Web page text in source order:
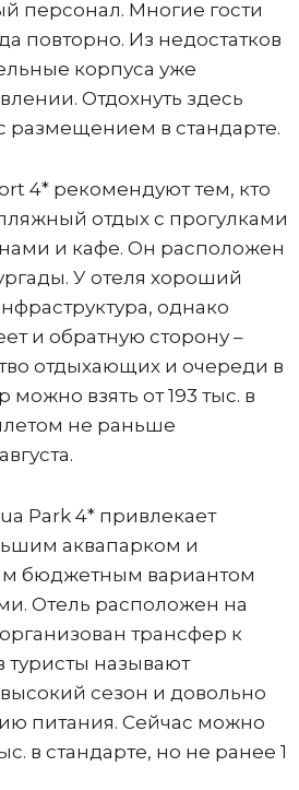
персонал. Многие гости
повторно. Из недостатков
корпуса уже
Отдохнуть здесь
размещением в стандарте.
4* рекомендуют тем, кто
отдых с прогулками
и кафе. Он расположен
У отеля хороший
однако
и обратную сторону –
отдыхающих и очереди в
можно взять от 193 тыс. в
не раньше
Park 4* привлекает
аквапарком и
бюджетным вариантом
Отель расположен на
трансфер к
туристы называют
сезон и довольно
питания. Сейчас можно
в стандарте, но не ранее 1